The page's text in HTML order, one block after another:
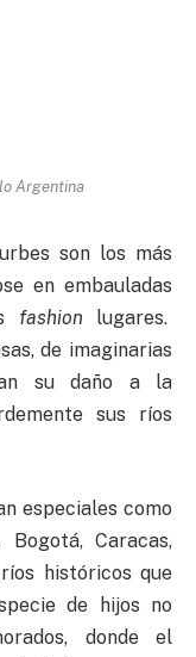
Argentina
son los más
en embauladas
fashion lugares.
de imaginarias
su daño a la
sus ríos
especiales como
Bogotá, Caracas,
históricos que
de hijos no
donde el